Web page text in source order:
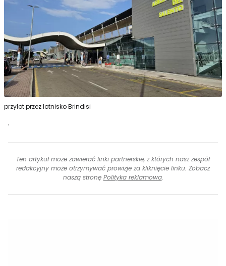
przylot przez lotnisko Brindisi
.
Ten artykuł może zawierać linki partnerskie, z których nasz zespół
redakcyjny może otrzymywać prowizje za kliknięcie linku. Zobacz
naszą stronę Polityka reklamowa.